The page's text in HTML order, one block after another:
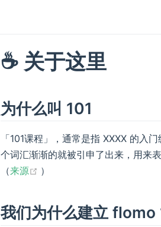
☕️ 关于这里
为什么叫 101
「101课程」，通常是指 XXXX 的入
个词汇渐渐的就被引申了出来，用来
（来源 (opens new window)
）
我们为什么建立 flomo